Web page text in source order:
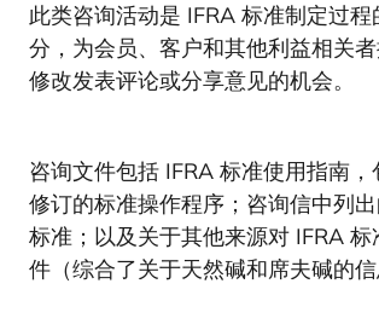
此类咨询活动是 IFRA 标准制定过
分，为会员、客户和其他利益相关
修改发表评论或分享意见的机会。
咨询文件包括 IFRA 标准使用指南
修订的标准操作程序；咨询信中列
标准；以及关于其他来源对 IFRA
件（综合了关于天然碱和席夫碱的信